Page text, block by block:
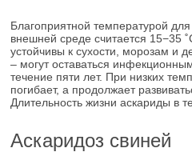
Благоприятной температурой
внешней среде считается 15−35
устойчивы к сухости, морозам и
– могут оставаться
течение пяти лет. При низких
погибает, а продолжает
Длительность жизни аскариды в
Аскаридоз свиней